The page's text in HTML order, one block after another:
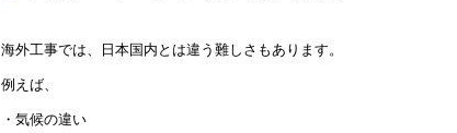
海外工事では、日本国内とは違う難しさもあります。
例えば、
・気候の違い